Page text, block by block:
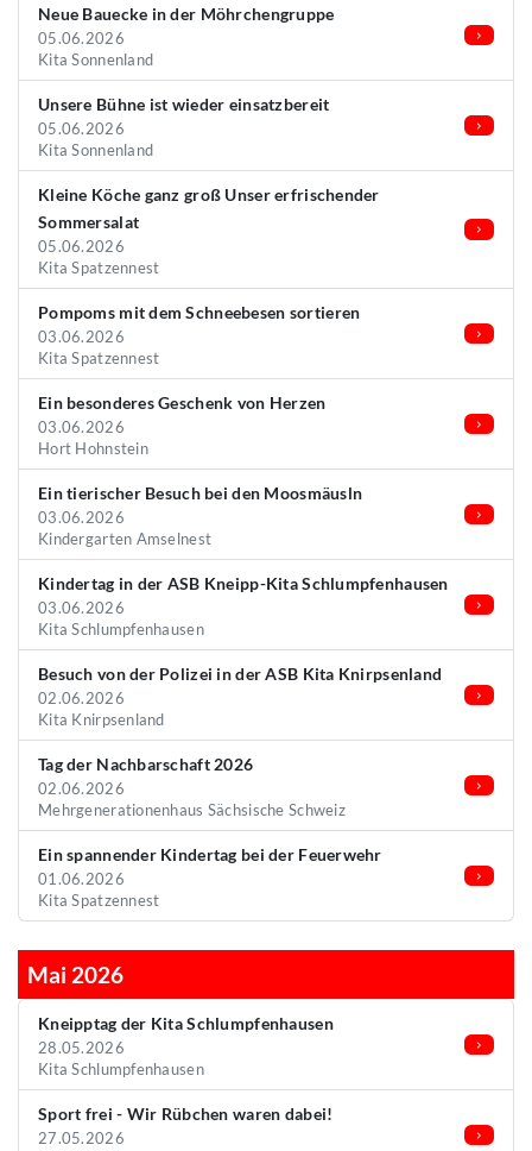
Neue Bauecke in der Möhrchengruppe
05.06.2026
Kita Sonnenland
Unsere Bühne ist wieder einsatzbereit
05.06.2026
Kita Sonnenland
Kleine Köche ganz groß Unser erfrischender
Sommersalat
05.06.2026
Kita Spatzennest
Pompoms mit dem Schneebesen sortieren
03.06.2026
Kita Spatzennest
Ein besonderes Geschenk von Herzen
03.06.2026
Hort Hohnstein
Ein tierischer Besuch bei den Moosmäusln
03.06.2026
Kindergarten Amselnest
Kindertag in der ASB Kneipp-Kita Schlumpfenhausen
03.06.2026
Kita Schlumpfenhausen
Besuch von der Polizei in der ASB Kita Knirpsenland
02.06.2026
Kita Knirpsenland
Tag der Nachbarschaft 2026
02.06.2026
Mehrgenerationenhaus Sächsische Schweiz
Ein spannender Kindertag bei der Feuerwehr
01.06.2026
Kita Spatzennest
Mai 2026
Kneipptag der Kita Schlumpfenhausen
28.05.2026
Kita Schlumpfenhausen
Sport frei - Wir Rübchen waren dabei!
27.05.2026